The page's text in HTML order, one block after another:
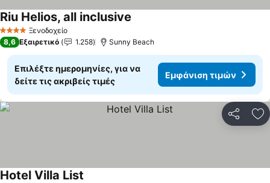
4 ΑστέριαΞενοδοχείο
Riu Helios, all inclusive
8,6 Εξαιρετικό 1.258 Sunny Beach
Επιλέξτε ημερομηνίες, για να
δείτε τις ακριβείς τιμές
Εμφάνιση τιμών
Hotel Villa List